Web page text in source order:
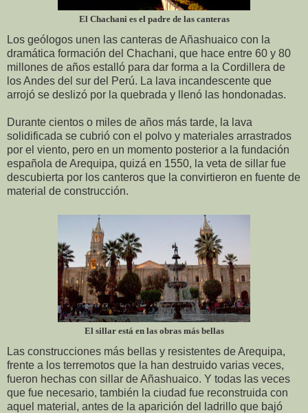
El Chachani es el padre de las canteras
Los geólogos unen las canteras de Añashuaico con la
dramática formación del Chachani, que hace entre 60 y 80
millones de años estalló para dar forma a la Cordillera de
los Andes del sur del Perú. La lava incandescente que
arrojó se deslizó por la quebrada y llenó las hondonadas.
Durante cientos o miles de años más tarde, la lava
solidificada se cubrió con el polvo y materiales arrastrados
por el viento, pero en un momento posterior a la fundación
española de Arequipa, quizá en 1550, la veta de sillar fue
descubierta por los canteros que la convirtieron en fuente de
material de construcción.
El sillar está en las obras más bellas
Las construcciones más bellas y resistentes de Arequipa,
frente a los terremotos que la han destruido varias veces,
fueron hechas con sillar de Añashuaico. Y todas las veces
que fue necesario, también la ciudad fue reconstruida con
aquel material, antes de la aparición del ladrillo que bajó